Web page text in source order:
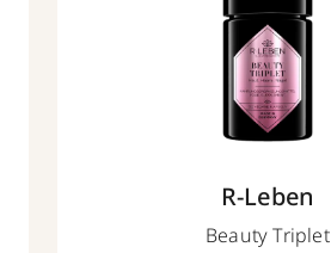
R-Leben
Beauty Triplet